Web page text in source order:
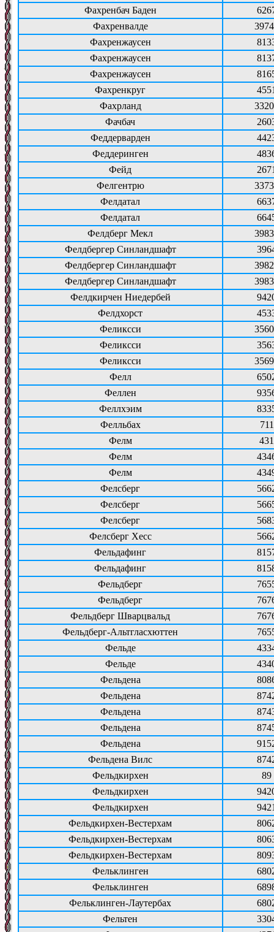
Фахренбач Баден
Фахренвалде
Фахренжаусен
Фахренжаусен
Фахренжаусен
Фахренкруг
Фахрланд
Фачбач
Феддерварден
Феддеринген
Фейд
Фелгентрю
Фелдатал
Фелдатал
Фелдберг Мекл
Фелдбергер Синландшафт
Фелдбергер Синландшафт
Фелдбергер Синландшафт
Фелдкирчен Ниедербей
Фелдхорст
Феликсси
Феликсси
Феликсси
Фелл
Феллен
Феллхэим
Фелльбах
711
Фелм
431
Фелм
Фелм
Фелсберг
Фелсберг
Фелсберг
Фелсберг Хесс
Фельдафинг
Фельдафинг
Фельдберг
Фельдберг
Фельдберг Шварцвальд
Фельдберг-Альтгласхюттен
Фельде
Фельде
Фельдена
Фельдена
Фельдена
Фельдена
Фельдена
Фельдена Вилс
Фельдкирхен
89
Фельдкирхен
Фельдкирхен
Фельдкирхен-Вестерхам
Фельдкирхен-Вестерхам
Фельдкирхен-Вестерхам
Фельклинген
Фельклинген
Фельклинген-Лаутербах
Фельтен